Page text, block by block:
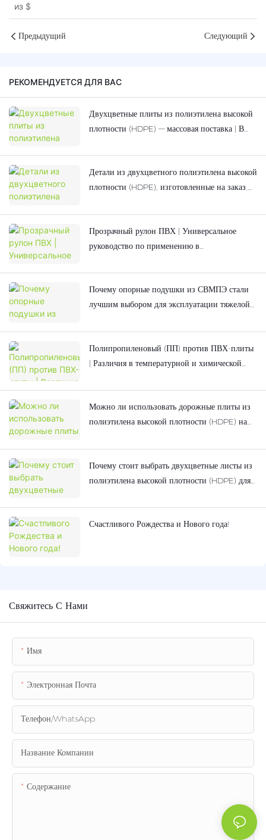
отработки ударов по мячу в
футболе
из $
Предыдущий Следующий
РЕКОМЕНДУЕТСЯ ДЛЯ ВАС
Двухцветные плиты из полиэтилена высокой
плотности (HDPE) — массовая поставка | В
Детали из двухцветного полиэтилена высокой
плотности (HDPE), изготовленные на заказ,
оборудования.
Прозрачный рулон ПВХ | Универсальное
руководство по применению в
Почему опорные подушки из СВМПЭ стали
лучшим выбором для эксплуатации тяжелой
Полипропиленовый (ПП) против ПВХ-плиты
| Различия в температурной и химической
Можно ли использовать дорожные плиты из
полиэтилена высокой плотности (HDPE) на
противопросадочных и противоскользящих
свойств.
Почему стоит выбрать двухцветные листы из
полиэтилена высокой плотности (HDPE) для
воздухе?
Счастливого Рождества и Нового года!
Свяжитесь С Нами
Имя
Электронная Почта
Телефон/WhatsApp
Название Компании
Содержание